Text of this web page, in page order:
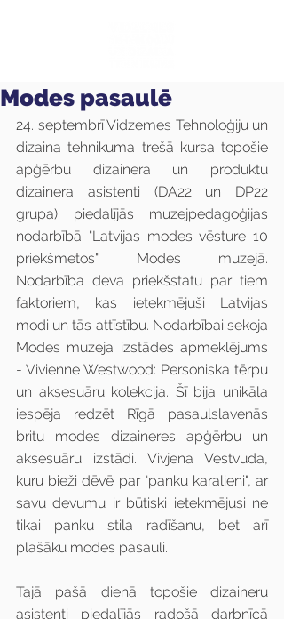
Modes pasaulē
24. septembrī Vidzemes Tehnoloģiju un
dizaina tehnikuma trešā kursa topošie
apģērbu dizainera un produktu
dizainera asistenti (DA22 un DP22
grupa) piedalījās muzejpedagoģijas
nodarbībā "Latvijas modes vēsture 10
priekšmetos" Modes muzejā.
Nodarbība deva priekšstatu par tiem
faktoriem, kas ietekmējuši Latvijas
modi un tās attīstību. Nodarbībai sekoja
Modes muzeja izstādes apmeklējums
- Vivienne Westwood: Personiska tērpu
un aksesuāru kolekcija. Šī bija unikāla
iespēja redzēt Rīgā pasaulslavenās
britu modes dizaineres apģērbu un
aksesuāru izstādi. Vivjena Vestvuda,
kuru bieži dēvē par "panku karalieni", ar
savu devumu ir būtiski ietekmējusi ne
tikai panku stila radīšanu, bet arī
plašāku modes pasauli.
Tajā pašā dienā topošie dizaineru
asistenti piedalījās radošā darbnīcā